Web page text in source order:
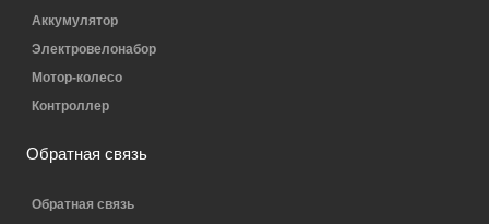
Аккумулятор
Электровелонабор
Мотор-колесо
Контроллер
Обратная связь
Обратная связь